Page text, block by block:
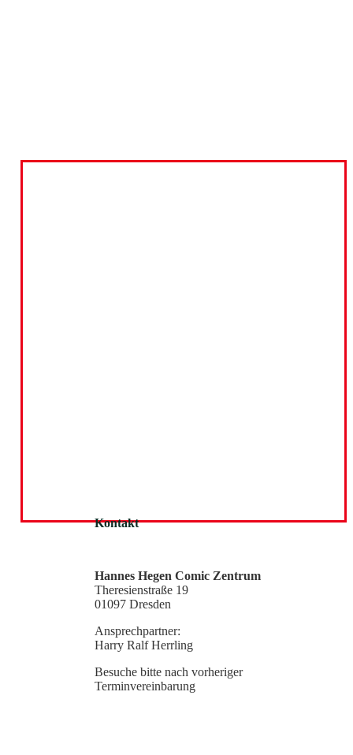
Kontakt
Hannes Hegen Comic Zentrum
Theresienstraße 19
01097 Dresden
Ansprechpartner:
Harry Ralf Herrling
Besuche bitte nach vorheriger
Terminvereinbarung